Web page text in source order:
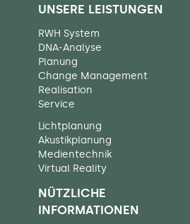
UNSERE LEISTUNGEN
RWH System
DNA-Analyse
Planung
Change Management
Realisation
Service
Lichtplanung
Akustikplanung
Medientechnik
Virtual Reality
NÜTZLICHE
INFORMATIONEN